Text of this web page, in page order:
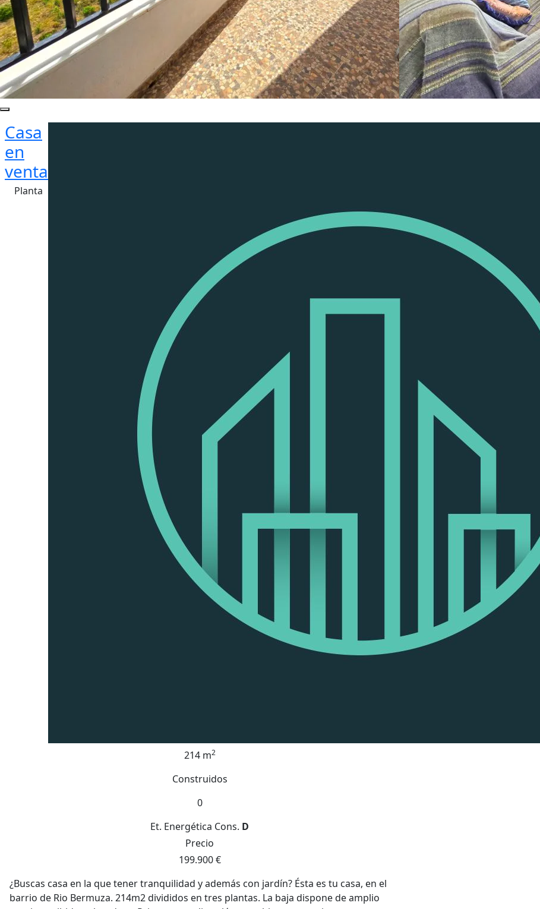
Casa
en
venta
Planta
214 m2
Construidos
0
Et. Energética Cons. D
Precio
199.900 €
¿Buscas casa en la que tener tranquilidad y además con jardín? Ésta es tu casa, en el
barrio de Rio Bermuza. 214m2 divididos en tres plantas. La baja dispone de amplio